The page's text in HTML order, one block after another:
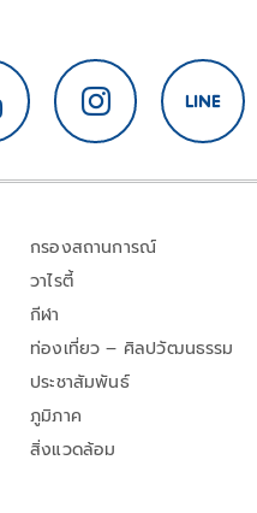
กรองสถานการณ์
วาไรตี้
กีฬา
ท่องเที่ยว – ศิลปวัฒนธรรม
ประชาสัมพันธ์
ภูมิภาค
สิ่งแวดล้อม